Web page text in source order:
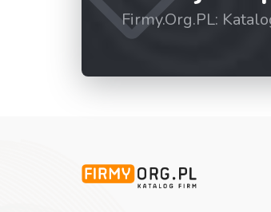
Firmy.Org.PL: